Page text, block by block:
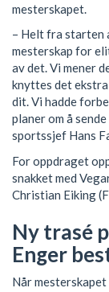
mesterskapet.
– Helt fra starten
mesterskap for
av det. Vi mener
knyttes det
dit. Vi hadde
planer om å
sportssjef Hans
For oppdraget
snakket med
Christian Eiking
Ny trasé
Enger
Når